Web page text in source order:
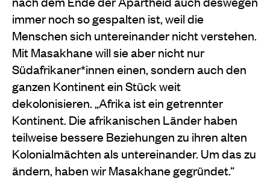
immer noch so gespalten ist, weil die
Menschen sich untereinander nicht verstehen.
Mit Masakhane will sie aber nicht nur
Südafrikaner*innen einen, sondern auch den
ganzen Kontinent ein Stück weit
dekolonisieren. „Afrika ist ein getrennter
Kontinent. Die afrikanischen Länder haben
teilweise bessere Beziehungen zu ihren alten
Kolonialmächten als untereinander. Um das zu
ändern, haben wir Masakhane gegründet.“